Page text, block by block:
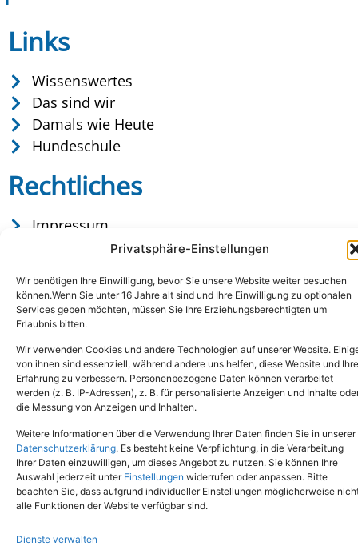
Privatsphäre-Einstellungen
Wir benötigen Ihre Einwilligung, bevor Sie unsere Website weiter besuchen
können.Wenn Sie unter 16 Jahre alt sind und Ihre Einwilligung zu optionalen
Services geben möchten, müssen Sie Ihre Erziehungsberechtigten um
Erlaubnis bitten.
Wir verwenden Cookies und andere Technologien auf unserer Website.
von ihnen sind essenziell, während andere uns helfen, diese Website und Ihre
Erfahrung zu verbessern. Personenbezogene Daten können verarbeitet
werden (z. B. IP-Adressen), z. B. für personalisierte Anzeigen und Inhalte
die Messung von Anzeigen und Inhalten.
Weitere Informationen über die Verwendung Ihrer Daten finden Sie in unserer
Datenschutzerklärung. Es besteht keine Verpflichtung, in die Verarbeitung
Ihrer Daten einzuwilligen, um dieses Angebot zu nutzen. Sie können Ihre
Auswahl jederzeit unter Einstellungen widerrufen oder anpassen. Bitte
beachten Sie, dass aufgrund individueller Einstellungen möglicherweise
alle Funktionen der Website verfügbar sind.
Dienste verwalten
Links
Wissenswertes
Das sind wir
Damals wie Heute
Hundeschule
Rechtliches
Impressum
Datenschutz
Copyright © 2024. Alle Rechte vorbehalten.
Tel.: (02651) - 77438info@tierheim-mayen.de
In der Pluns 1, 56727 Mayen